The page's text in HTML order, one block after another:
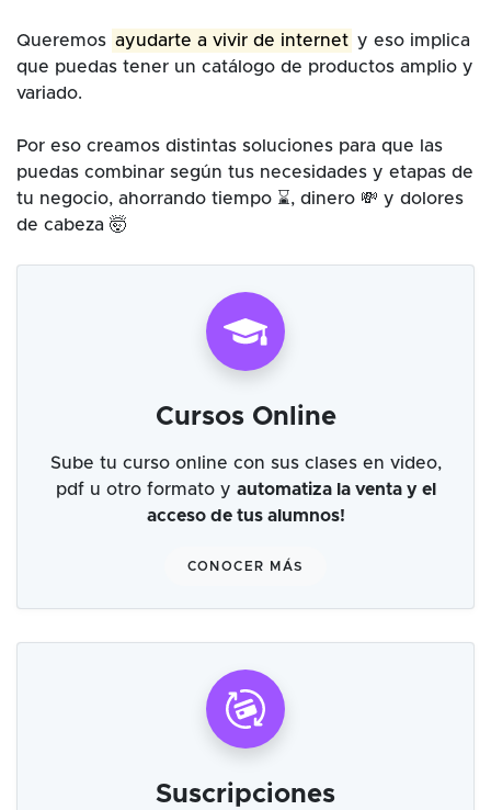
Queremos ayudarte a vivir de internet y eso implica
que puedas tener un catálogo de productos amplio y
variado.
Por eso creamos distintas soluciones para que las
puedas combinar según tus necesidades y etapas de
tu negocio, ahorrando tiempo ⌛, dinero 💸 y dolores
de cabeza 🤯
Cursos Online
Sube tu curso online con sus clases en video,
pdf u otro formato y automatiza la venta y el
acceso de tus alumnos!
CONOCER MÁS
Suscripciones